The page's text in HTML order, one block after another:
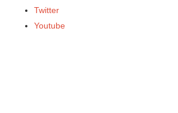
Twitter
Youtube